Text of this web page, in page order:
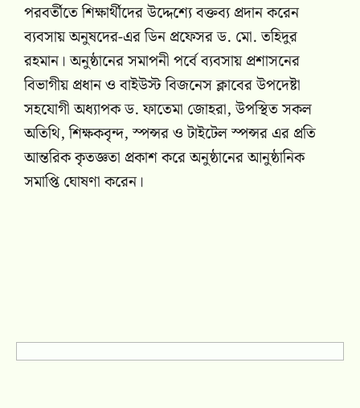
পরবর্তীতে শিক্ষার্থীদের উদ্দেশ্যে বক্তব্য প্রদান করেন
ব্যবসায় অনুষদের-এর ডিন প্রফেসর ড. মো. তহিদুর
রহমান। অনুষ্ঠানের সমাপনী পর্বে ব্যবসায় প্রশাসনের
বিভাগীয় প্রধান ও বাইউস্ট বিজনেস ক্লাবের উপদেষ্টা
সহযোগী অধ্যাপক ড. ফাতেমা জোহরা, উপস্থিত সকল
অতিথি, শিক্ষকবৃন্দ, স্পন্সর ও টাইটেল স্পন্সর এর প্রতি
আন্তরিক কৃতজ্ঞতা প্রকাশ করে অনুষ্ঠানের আনুষ্ঠানিক
সমাপ্তি ঘোষণা করেন।